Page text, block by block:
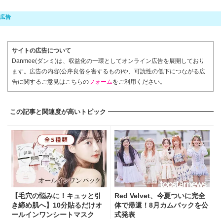
サイトの広告について
Danmee(ダンミ)は、収益化の一環としてオンライン広告を展開しており
ます。広告の内容(公序良俗を害するもの)や、可読性の低下につながる広
告に関するご意見はこちらのフォームをご利用ください。
この記事と関連度が高いトピック
【毛穴の悩みに！キュッと引
き締め肌へ】10分貼るだけオ
ールインワンシートマスク
Red Velvet、今夏ついに完全
体で帰還！8月カムバックを公
式発表